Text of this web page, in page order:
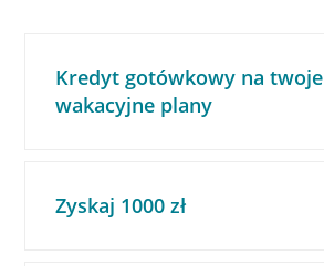
Kredyt gotówkowy na twoje
wakacyjne plany
Zyskaj 1000 zł